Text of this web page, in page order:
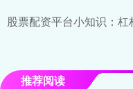
股票配资平台小知识：
推荐阅读